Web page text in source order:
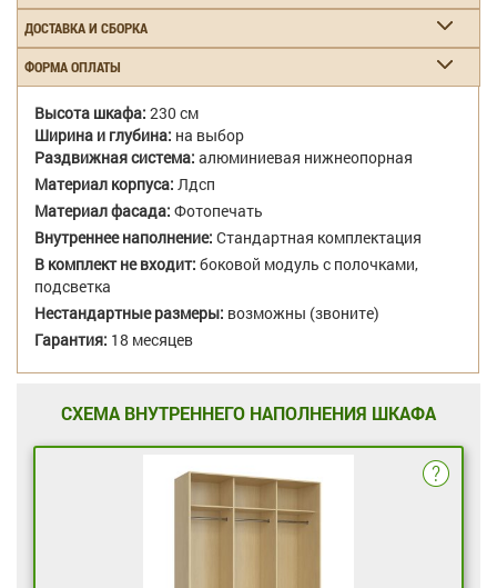
ДОСТАВКА И СБОРКА
ФОРМА ОПЛАТЫ
Высота шкафа: 230 см
Ширина и глубина: на выбор
Раздвижная система: алюминиевая нижнеопорная
Материал корпуса: Лдсп
Материал фасада: Фотопечать
Внутреннее наполнение: Стандартная комплектация
В комплект не входит: боковой модуль с полочками,
подсветка
Нестандартные размеры: возможны (звоните)
Гарантия: 18 месяцев
СХЕМА ВНУТРЕННЕГО НАПОЛНЕНИЯ ШКАФА